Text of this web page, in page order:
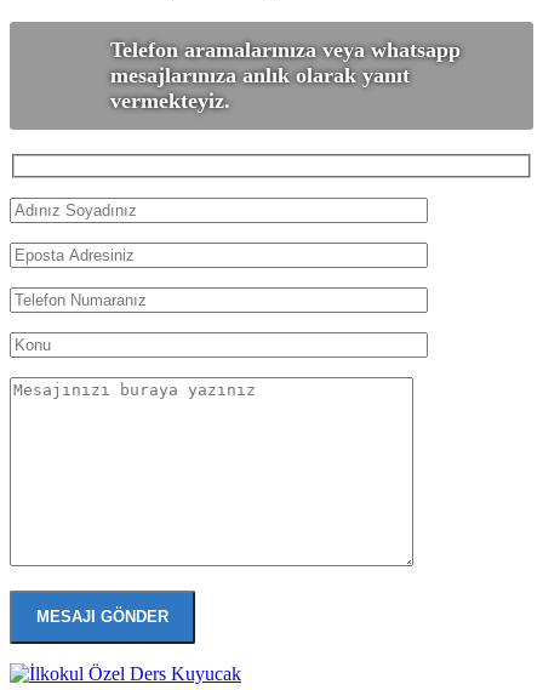
Telefon aramalarınıza veya whatsapp
mesajlarınıza anlık olarak yanıt
vermekteyiz.